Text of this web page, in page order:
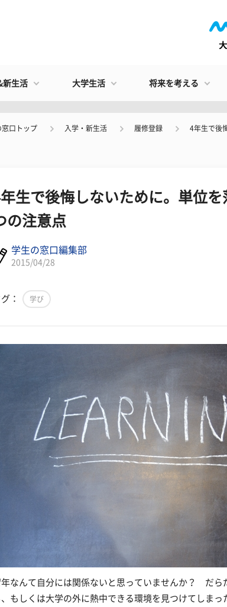
新生活 大学生活 将来を考える
窓口トップ 入学・新生活 履修登録 4年生で後
生で後悔しないために。単位
の注意点
学生の窓口編集部
2015/04/28
： 学び
なんて自分には関係ないと思っていませんか？ だら
、もしくは大学の外に熱中できる環境を見つけてしま